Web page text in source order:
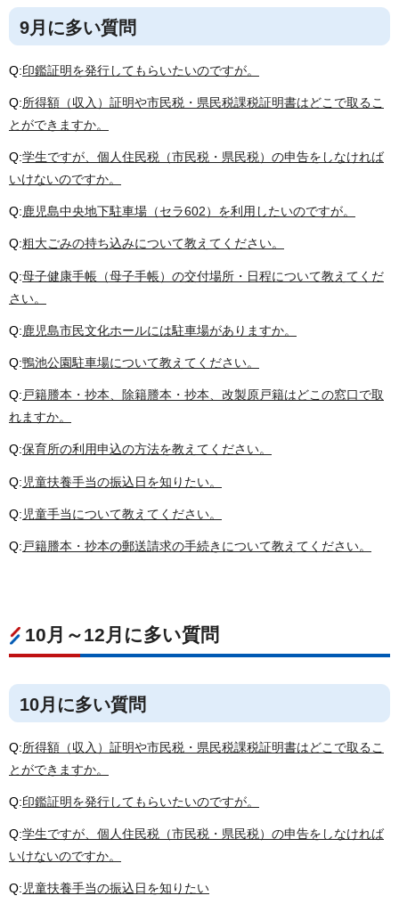
9月に多い質問
Q:印鑑証明を発行してもらいたいのですが。
Q:所得額（収入）証明や市民税・県民税課税証明書はどこで取るこ
とができますか。
Q:学生ですが、個人住民税（市民税・県民税）の申告をしなければ
いけないのですか。
Q:鹿児島中央地下駐車場（セラ602）を利用したいのですが。
Q:粗大ごみの持ち込みについて教えてください。
Q:母子健康手帳（母子手帳）の交付場所・日程について教えてくだ
さい。
Q:鹿児島市民文化ホールには駐車場がありますか。
Q:鴨池公園駐車場について教えてください。
Q: 戸籍謄本・抄本、除籍謄本・抄本、改製原戸籍はどこの窓口で取
れますか。
Q:保育所の利用申込の方法を教えてください。
Q:児童扶養手当の振込日を知りたい。
Q:児童手当について教えてください。
Q: 戸籍謄本・抄本の郵送請求の手続きについて教えてください。
10月～12月に多い質問
10月に多い質問
Q:所得額（収入）証明や市民税・県民税課税証明書はどこで取るこ
とができますか。
Q:印鑑証明を発行してもらいたいのですが。
Q:学生ですが、個人住民税（市民税・県民税）の申告をしなければ
いけないのですか。
Q:児童扶養手当の振込日を知りたい